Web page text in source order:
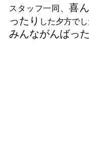
スタッフ一同、 喜
ったり した夕方でし
みんながんばった